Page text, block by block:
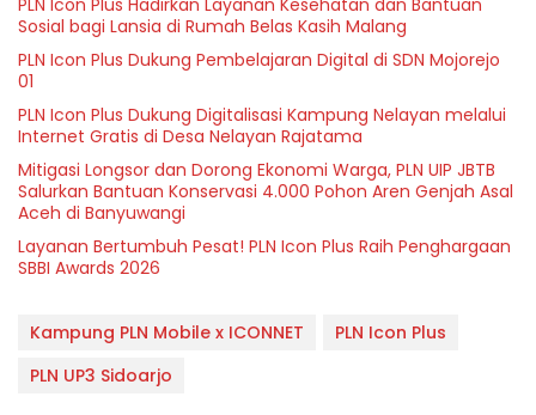
Sosial bagi Lansia di Rumah Belas Kasih Malang
PLN Icon Plus Dukung Pembelajaran Digital di SDN Mojorejo
01
PLN Icon Plus Dukung Digitalisasi Kampung Nelayan melalui
Internet Gratis di Desa Nelayan Rajatama
Mitigasi Longsor dan Dorong Ekonomi Warga, PLN UIP JBTB
Salurkan Bantuan Konservasi 4.000 Pohon Aren Genjah Asal
Aceh di Banyuwangi
Layanan Bertumbuh Pesat! PLN Icon Plus Raih Penghargaan
SBBI Awards 2026
Kampung PLN Mobile x ICONNET
PLN Icon Plus
PLN UP3 Sidoarjo